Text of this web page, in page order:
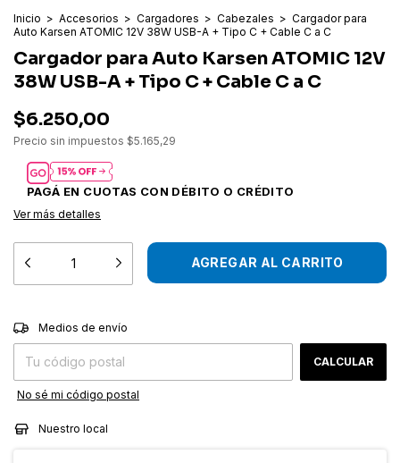
Inicio > Accesorios > Cargadores > Cabezales > Cargador para
Auto Karsen ATOMIC 12V 38W USB-A + Tipo C + Cable C a C
Cargador para Auto Karsen ATOMIC 12V
38W USB-A + Tipo C + Cable C a C
$6.250,00
Precio sin impuestos $5.165,29
Ver más detalles
Entregas para el CP:
Medios de envío
CALCULAR
No sé mi código postal
Nuestro local